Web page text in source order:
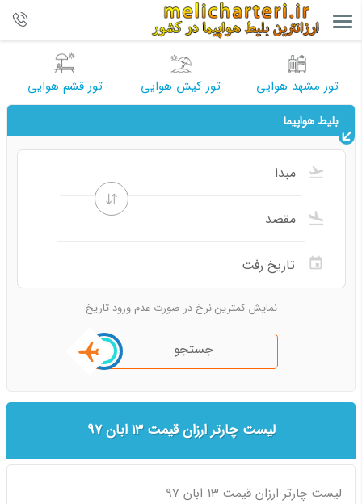
تور مشهد هوایی تور کیش هوایی تور قشم هوایی
بلیط هواپیما
نمایش کمترین نرخ در صورت عدم ورود تاریخ
جستجو
لیست چارتر ارزان قیمت 13 ابان 97
لیست چارتر ارزان قیمت 13 ابان 97